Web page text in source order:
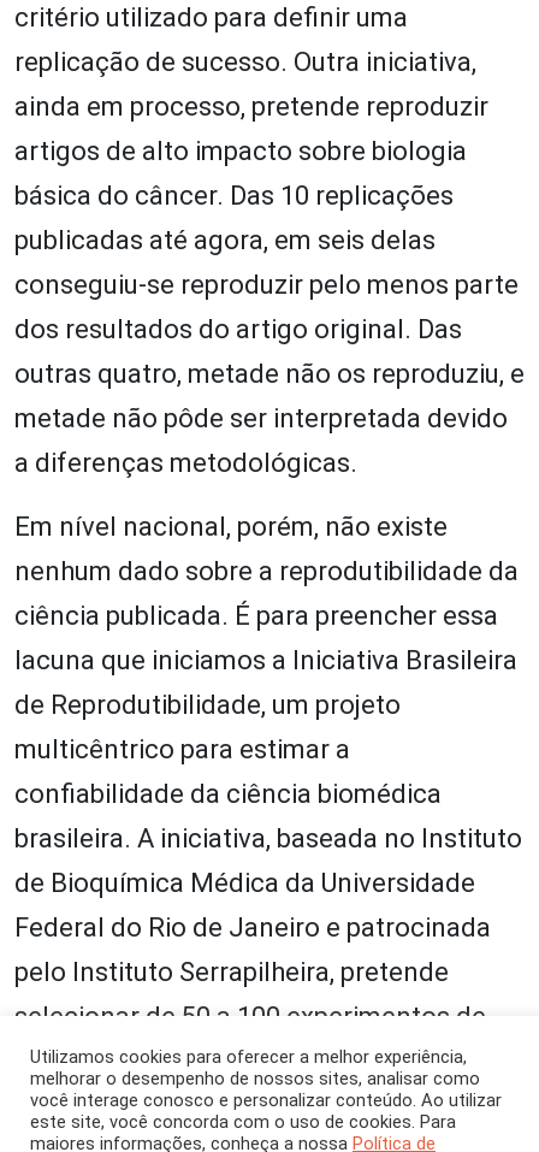
critério utilizado para definir uma
replicação de sucesso. Outra iniciativa,
ainda em processo, pretende reproduzir
artigos de alto impacto sobre biologia
básica do câncer. Das 10 replicações
publicadas até agora, em seis delas
conseguiu-se reproduzir pelo menos parte
dos resultados do artigo original. Das
outras quatro, metade não os reproduziu, e
metade não pôde ser interpretada devido
a diferenças metodológicas.
Em nível nacional, porém, não existe
nenhum dado sobre a reprodutibilidade da
ciência publicada. É para preencher essa
lacuna que iniciamos a Iniciativa Brasileira
de Reprodutibilidade, um projeto
multicêntrico para estimar a
confiabilidade da ciência biomédica
brasileira. A iniciativa, baseada no Instituto
de Bioquímica Médica da Universidade
Federal do Rio de Janeiro e patrocinada
pelo Instituto Serrapilheira, pretende
selecionar de 50 a 100 experimentos de
artigos brasileiros em diferentes áreas da
pesquisa biomédica, cada um dos quais
Utilizamos cookies para oferecer a melhor experiência,
melhorar o desempenho de nossos sites, analisar como
você interage conosco e personalizar conteúdo. Ao utilizar
este site, você concorda com o uso de cookies. Para
maiores informações, conheça a nossa Política de